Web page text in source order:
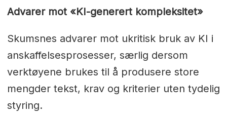
Advarer mot «KI-generert kompleksitet»
Skumsnes advarer mot ukritisk bruk av KI i
anskaffelsesprosesser, særlig dersom
verktøyene brukes til å produsere store
mengder tekst, krav og kriterier uten tydelig
styring.